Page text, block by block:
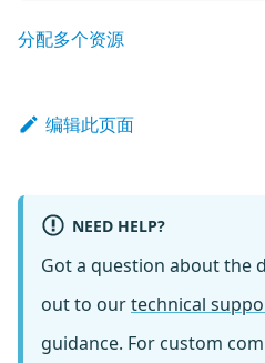
分配多个资源
编辑此页面
NEED HELP?
Got a question about the
out to ourtechnical
guidance. For custom